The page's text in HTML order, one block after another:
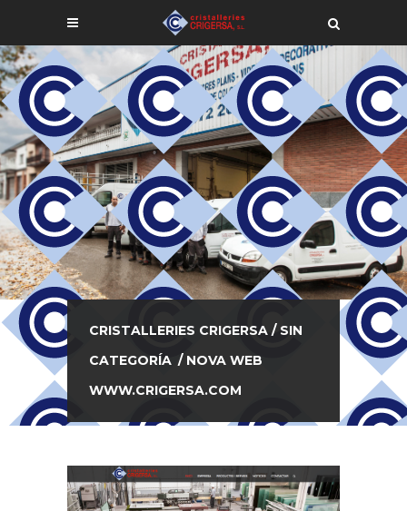
CRISTALLERIES CRIGERSA / SIN
CATEGORÍA / NOVA WEB
WWW.CRIGERSA.COM